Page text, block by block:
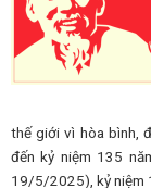
thế giới vì hòa bình,
đến kỷ niệm 135
19/5/2025), kỷ niệm